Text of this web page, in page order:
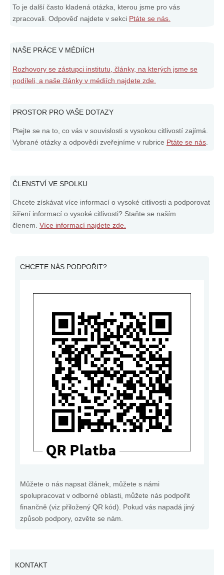
To je další často kladená otázka, kterou jsme pro vás
zpracovali. Odpověď najdete v sekci Ptáte se nás.
NAŠE PRÁCE V MÉDIÍCH
Rozhovory se zástupci institutu, články, na kterých jsme se
podíleli, a naše články v médiích najdete zde.
PROSTOR PRO VAŠE DOTAZY
Ptejte se na to, co vás v souvislosti s vysokou citlivostí zajímá.
Vybrané otázky a odpovědi zveřejníme v rubrice Ptáte se nás
ČLENSTVÍ VE SPOLKU
Chcete získávat více informací o vysoké citlivosti a podporovat
šíření informací o vysoké citlivosti? Staňte se naším
členem. Více informací najdete zde.
CHCETE NÁS PODPOŘIT?
Můžete o nás napsat článek, můžete s námi
spolupracovat v odborné oblasti, můžete nás podpořit
finančně (viz přiložený QR kód). Pokud vás napadá jiný
způsob podpory, ozvěte se nám.
KONTAKT